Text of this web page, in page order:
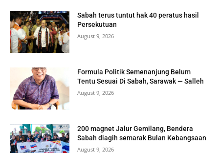
Sabah terus tuntut hak 40 peratus hasil
Persekutuan
August 9, 2026
Formula Politik Semenanjung Belum
Tentu Sesuai Di Sabah, Sarawak — Salleh
August 9, 2026
200 magnet Jalur Gemilang, Bendera
Sabah diagih semarak Bulan Kebangsaan
August 9, 2026